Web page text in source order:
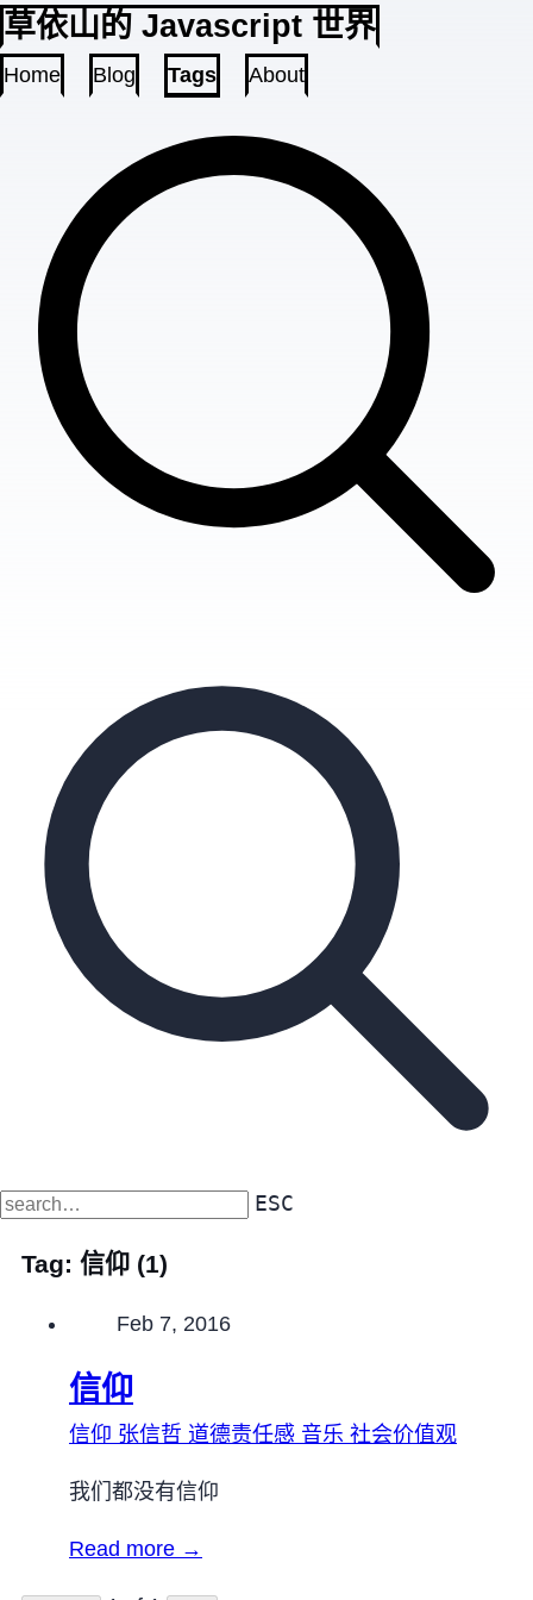
草依山的 Javascript 世界
Home Blog Tags About
ESC
Tag: 信仰 (1)
Published on
Feb 7, 2016
信仰
信仰 张信哲 道德责任感 音乐 社会价值观
我们都没有信仰
Read more →